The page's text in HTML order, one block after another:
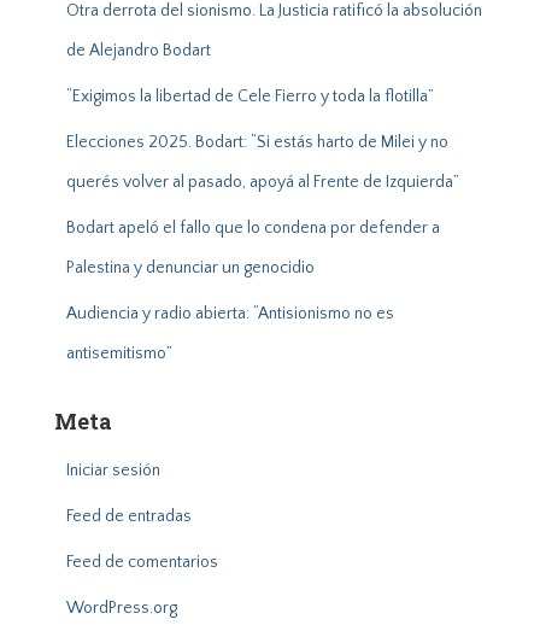
Otra derrota del sionismo. La Justicia ratificó la absolución
de Alejandro Bodart
“Exigimos la libertad de Cele Fierro y toda la flotilla”
Elecciones 2025. Bodart: “Si estás harto de Milei y no
querés volver al pasado, apoyá al Frente de Izquierda”
Bodart apeló el fallo que lo condena por defender a
Palestina y denunciar un genocidio
Audiencia y radio abierta: “Antisionismo no es
antisemitismo”
Meta
Iniciar sesión
Feed de entradas
Feed de comentarios
WordPress.org